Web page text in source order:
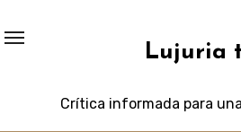
Lujuria
Crítica informada para